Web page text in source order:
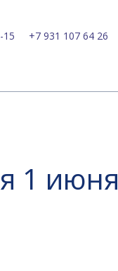
15 +7 931 107 64 26
1 июня